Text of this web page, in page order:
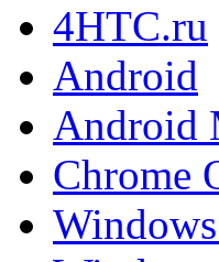
4HTC.ru
Android
Android
Chrome